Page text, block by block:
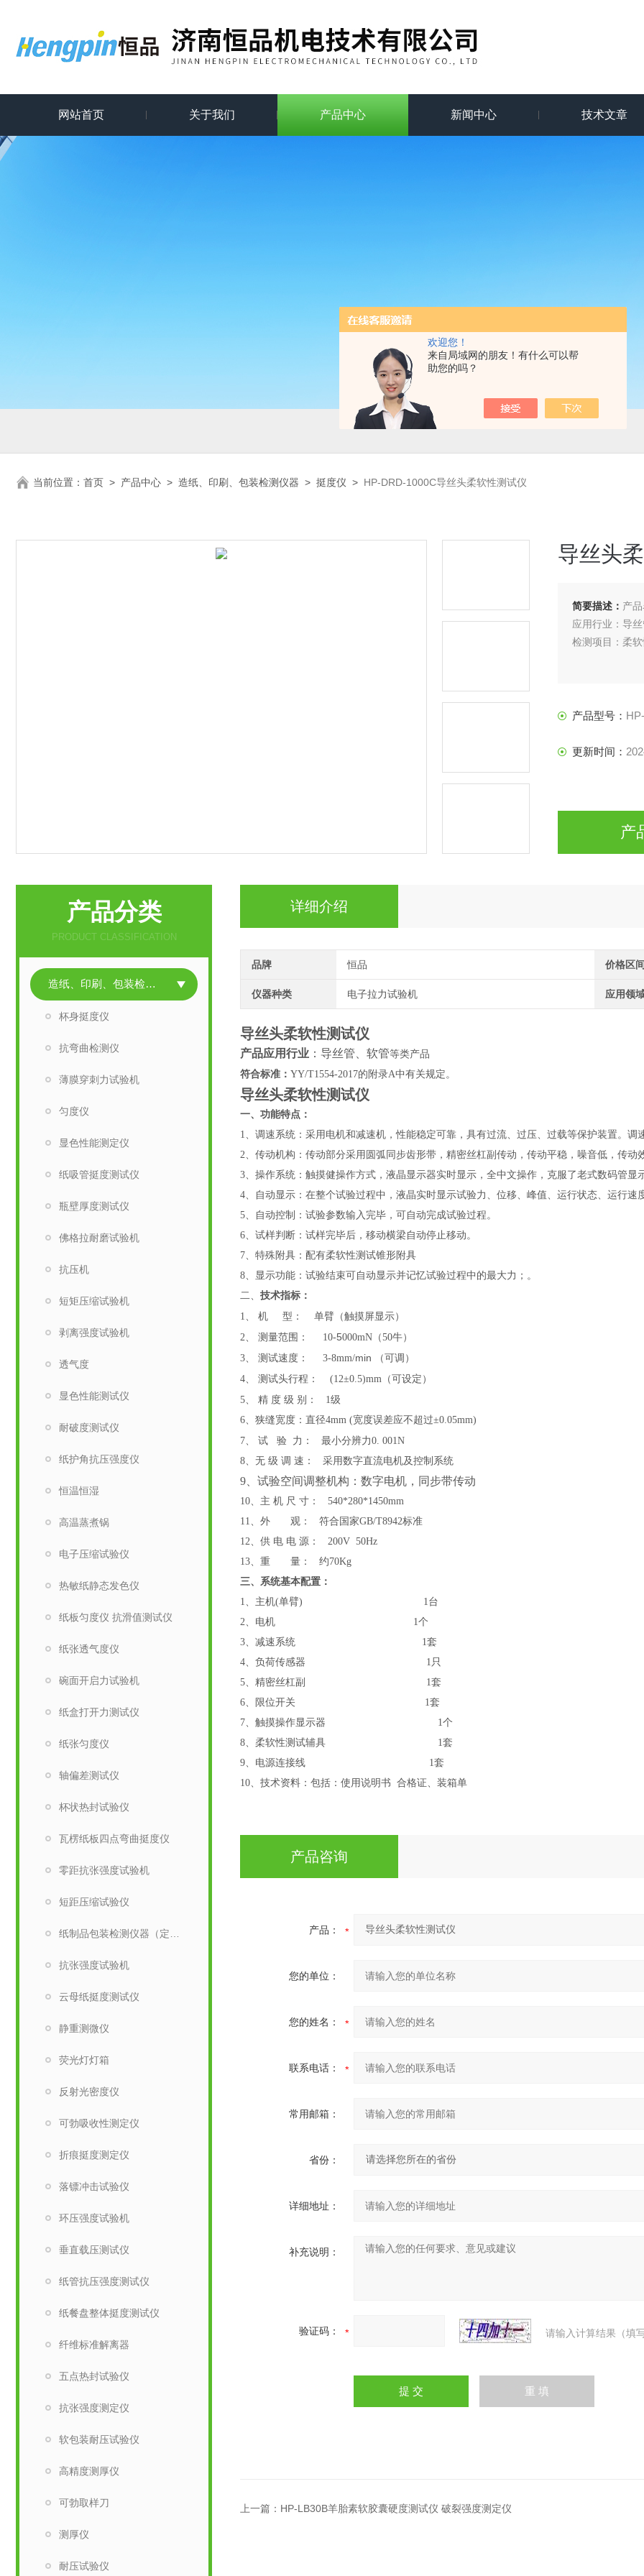
欢迎您！
来自局域网的朋友！有什么可以帮
助您的吗？
网站首页 关于我们 产品中心 新闻中心 技术文章
当前位置： 首页 > 产品中心 > 造纸、印刷、包装检测仪器 > 挺度仪 > HP-DRD-1000C导丝头柔软性测试仪
导丝头
简要描述： 产
应用行业：导
检测项目：柔
产品型号：
更新时间：
产
详细介绍
品牌 恒品 价格区
仪器种类 电子拉力试验机 应用领
导丝头柔软性测试仪
产品应用行业 ：导丝管、软管等类产品
符合标准： YY/T1554-2017的附录A中有关规定。
导丝头柔软性测试仪
一、 功能特点：
1、调速系统：采用电机和减速机，性能稳定可靠，具有过流、过压、过载等保护装置。调
2、传动机构：传动部分采用圆弧同步齿形带，精密丝杠副传动，传动平稳，噪音低，传动
3、操作系统：触摸健操作方式，液晶显示器实时显示，全中文操作，克服了老式数码管
4、自动显示：在整个试验过程中，液晶实时显示试验力、位移、峰值、运行状态、运行速
5、自动控制：试验参数输入完毕，可自动完成试验过程。
6、试样判断：试样完毕后，移动横梁自动停止移动。
7、特殊附具：配有柔软性测试锥形附具
8、显示功能：试验结束可自动显示并记忆试验过程中的最大力； 。
二、 技术指标：
1、
机 型： 单臂（触摸屏显示）
2、
测量范围 ： 10-5000mN （50牛）
3、
测试速度： 3-8mm/min （可调）
4、
测试头行程： (12±0.5)mm （可设定）
5、
精 度 级 别：
1级
6、 狭缝宽度： 直径4mm (宽度误差应不超过±0.05mm)
7、
试 验 力： 最小分辨力0. 001N
8、无 级 调 速： 采用数字直流电机及控制系统
9、试验空间调整机构：数字电机，同步带传动
10、主 机 尺 寸：
540*280*1450mm
11、外 观： 符合国家GB/T8942标准
12、供 电 电 源：
200V 50Hz
13、重 量： 约70Kg
三、系统基本配置：
1、主机(单臂) 1台
2、 电机 1个
3、 减速系统 1套
4、 负荷传感器 1只
5、 精密丝杠副
1套
6、限位开关 1套
7、触摸操作显示器 1个
8、柔软性测试辅具 1套
9、 电源连接线 1套
10、技术资料：包括：使用说明书 合格证、装箱单
产品咨询
产品：
您的单位：
您的姓名：
联系电话：
常用邮箱：
省份：
详细地址：
补充说明：
验证码： 请输入计算结果（填
上一篇： HP-LB30B羊胎素软胶囊硬度测试仪 破裂强度测定仪
产品分类
PRODUCT CLASSIFICATION
造纸、印刷、包装检测仪器
杯身挺度仪
抗弯曲检测仪
薄膜穿刺力试验机
匀度仪
显色性能测定仪
纸吸管挺度测试仪
瓶壁厚度测试仪
佛格拉耐磨试验机
抗压机
短矩压缩试验机
剥离强度试验机
透气度
显色性能测试仪
耐破度测试仪
纸护角抗压强度仪
恒温恒湿
高温蒸煮锅
电子压缩试验仪
热敏纸静态发色仪
纸板匀度仪 抗滑值测试仪
纸张透气度仪
碗面开启力试验机
纸盒打开力测试仪
纸张匀度仪
轴偏差测试仪
杯状热封试验仪
瓦楞纸板四点弯曲挺度仪
零距抗张强度试验机
短距压缩试验仪
抗张强度试验机
云母纸挺度测试仪
静重测微仪
荧光灯灯箱
反射光密度仪
可勃吸收性测定仪
折痕挺度测定仪
落镖冲击试验仪
环压强度试验机
垂直载压测试仪
纸管抗压强度测试仪
纸餐盘整体挺度测试仪
纤维标准解离器
五点热封试验仪
抗张强度测定仪
软包装耐压试验仪
高精度测厚仪
可勃取样刀
测厚仪
耐压试验仪